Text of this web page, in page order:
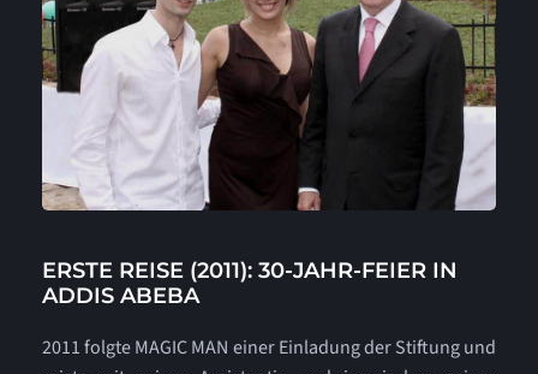
ERSTE REISE (2011): 30-JAHR-FEIER IN
ADDIS ABEBA
2011 folgte MAGIC MAN einer Einladung der Stiftung und